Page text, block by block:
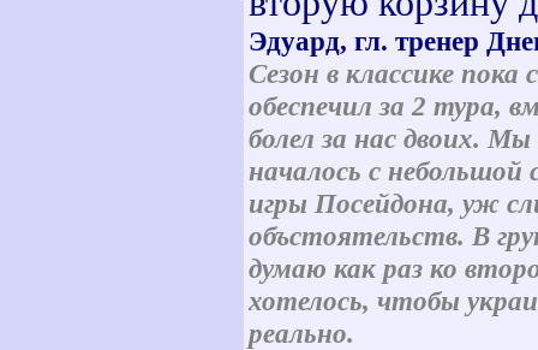
Эдуард, гл. тренер
Сезон в классике
обеспечил за 2 тура,
болел за нас двоих.
началось с
игры Посейдона, уж
объстоятельств. В
думаю как раз ко
хотелось, чтобы
реально.